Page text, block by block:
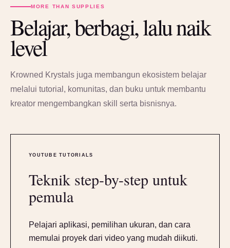
MORE THAN SUPPLIES
Belajar, berbagi, lalu naik
level
Krowned Krystals juga membangun ekosistem belajar
melalui tutorial, komunitas, dan buku untuk membantu
kreator mengembangkan skill serta bisnisnya.
YOUTUBE TUTORIALS
Teknik step-by-step untuk
pemula
Pelajari aplikasi, pemilihan ukuran, dan cara
memulai proyek dari video yang mudah diikuti.